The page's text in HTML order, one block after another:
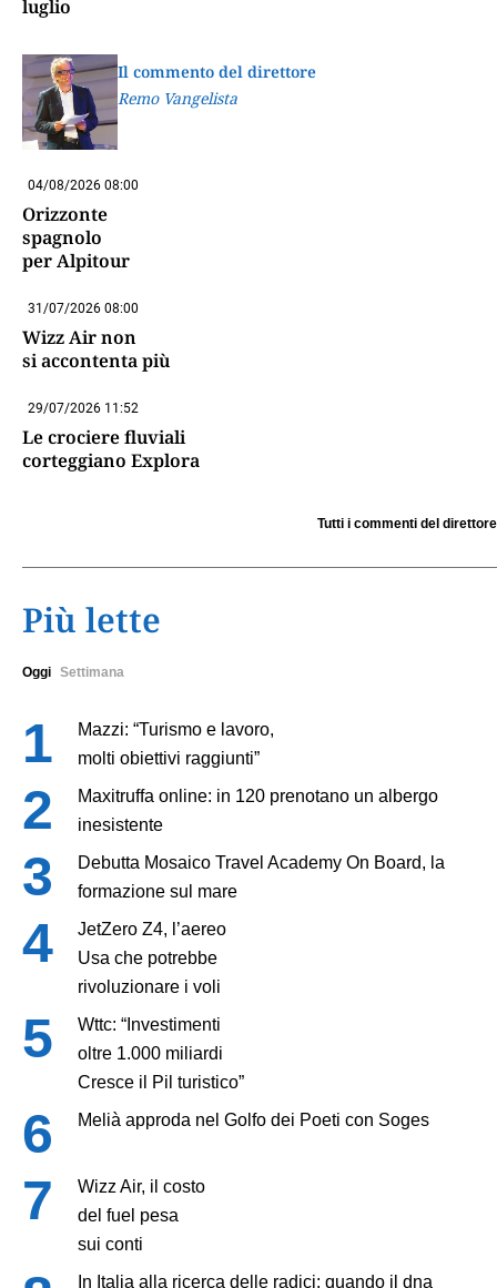
luglio
Il commento del direttore
Remo Vangelista
04/08/2026 08:00
Orizzonte
spagnolo
per Alpitour
31/07/2026 08:00
Wizz Air non
si accontenta più
29/07/2026 11:52
Le crociere fluviali
corteggiano Explora
Tutti i commenti del direttore
Più lette
Oggi Settimana
Mazzi: “Turismo e lavoro,
molti obiettivi raggiunti”
Maxitruffa online: in 120 prenotano un albergo
inesistente
Debutta Mosaico Travel Academy On Board, la
formazione sul mare
JetZero Z4, l’aereo
Usa che potrebbe
rivoluzionare i voli
Wttc: “Investimenti
oltre 1.000 miliardi
Cresce il Pil turistico”
Melià approda nel Golfo dei Poeti con Soges
Wizz Air, il costo
del fuel pesa
sui conti
In Italia alla ricerca delle radici: quando il dna